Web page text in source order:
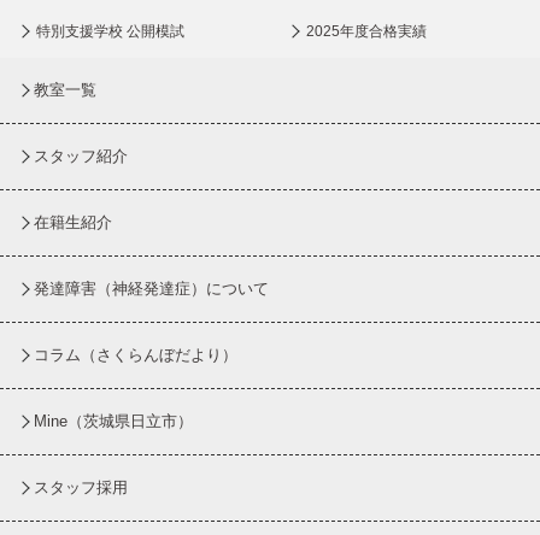
特別支援学校 公開模試 2025年度合格実績
教室一覧
スタッフ紹介
在籍生紹介
発達障害（神経発達症）について
コラム （さくらんぼだより）
Mine（茨城県日立市）
スタッフ採用